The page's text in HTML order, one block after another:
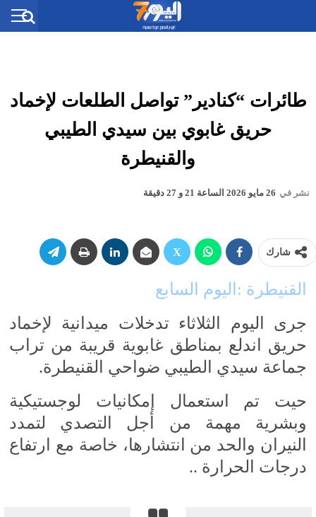
طائرات “كنادير” تواصل الطلعات لإخماد
حريق غابوي بين سيدي الطيبي
والقنيطرة
نشر في 26 مايو 2026 الساعة 21 و 27 دقيقة
شارك
القنيطرة :اليوم السابع
جرى اليوم الثلاثاء تدخلات ميدانية لإخماد
حريق اندلع بمناطق غابوية قريبة من تراب
جماعة سيدي الطيبي ضواحي القنيطرة.
حيت تم استعمال إمكانيات لوجستيكية
وبشرية مهمة من أجل التصدي لتمدد
النيران والحد من انتشارها، خاصة مع ارتفاع
درجات الحرارة ..